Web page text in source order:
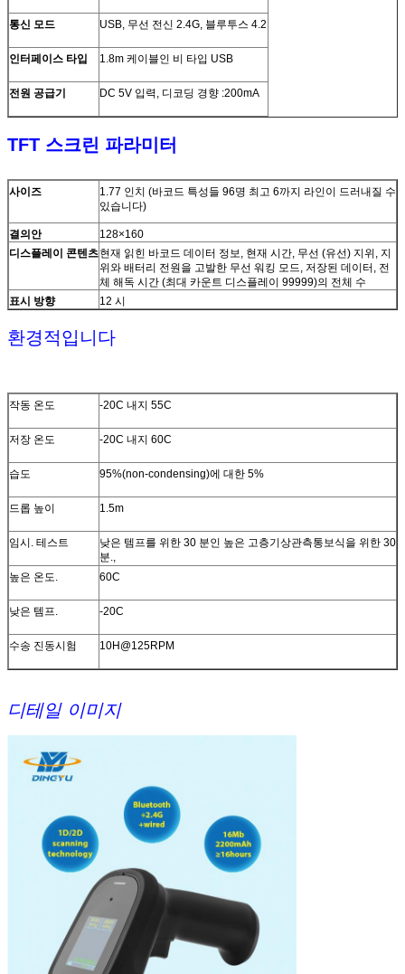
결의안 ≥3mil / 0.076mm (PCS90%, 코드 39)
디코딩 속도 65CM/S
피사계 심도 10mm~550mm
다)
인쇄 선명도 신호
≥15%
배경 조명 어두운 환경, 실내 자연광
동기화, 저장
무선 전송 거리 2.4GHz,150meters (열린 거리), 블루투스 30m (열린 거리)
저장 4Mb (위에 15,000 산출물 코드)
39, 코드 32, 코드 93, 코드 11, 5 중 인터리브 2, 5의 매트릭스
코다바(NW-7), MSI,GS1 데이터바 (팽창된 제한된 비방향성),
차이너 포스트, 테페펜, Febraban,GS1 혼합 기타 등등.
2D : QR 코드, 극소 QR 코드, 자료 Matrix,PDF417, 극소 PDF
417, 맥시코드, Aztec,HanXin 코드, 기타 등등.
통신 모드 USB, 무선 전신 2.4G, 블루투스 4.2
인터페이스 타입 1.8m 케이블인 비 타입 USB
전원 공급기 DC 5V 입력, 디코딩 경향 :200mA
TFT 스크린 파라미터
사이즈
1.77 인치 (바코드 특성들 96명 최고 6까지 라인이 드러내질 수
있습니다)
결의안
128×160
디스플레이 콘텐츠현재 읽힌 바코드 데이터 정보, 현재 시간, 무선 (유선) 지위, 지
위와 배터리 전원을 고발한 무선 워킹 모드, 저장된 데이터, 전
체 해독 시간 (최대 카운트 디스플레이 99999)의 전체 수
표시 방향
12 시
환경적입니다
작동 온도 -20C 내지 55C
저장 온도 -20C 내지 60C
습도 95%(non-condensing)에 대한 5%
드롭 높이 1.5m
임시. 테스트
낮은 템프를 위한 30 분인 높은 고층기상관측통보식을 위한 30
분.,
높은 온도.
60C
낮은 템프. -20C
수송 진동시험 10H@125RPM
디테일 이미지